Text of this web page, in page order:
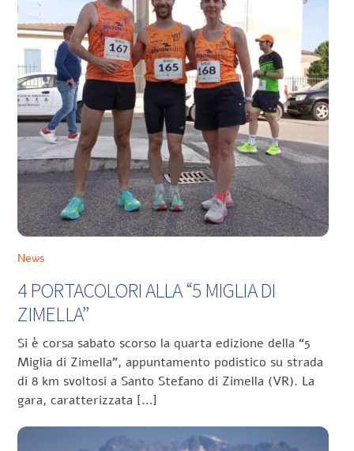
News
4 PORTACOLORI ALLA “5 MIGLIA DI
ZIMELLA”
Si è corsa sabato scorso la quarta edizione della “5
Miglia di Zimella”, appuntamento podistico su strada
di 8 km svoltosi a Santo Stefano di Zimella (VR). La
gara, caratterizzata […]